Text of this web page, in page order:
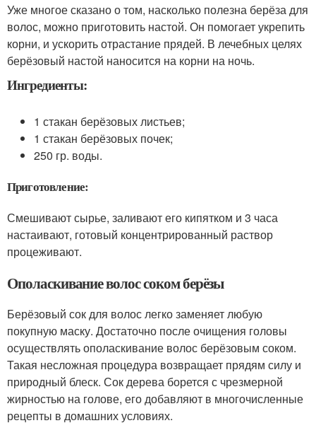
Уже многое сказано о том, насколько полезна берёза для
волос, можно приготовить настой. Он помогает укрепить
корни, и ускорить отрастание прядей. В лечебных целях
берёзовый настой наносится на корни на ночь.
Ингредиенты:
1 стакан берёзовых листьев;
1 стакан берёзовых почек;
250 гр. воды.
Приготовление:
Смешивают сырье, заливают его кипятком и 3 часа
настаивают, готовый концентрированный раствор
процеживают.
Ополаскивание волос соком берёзы
Берёзовый сок для волос легко заменяет любую
покупную маску. Достаточно после очищения головы
осуществлять ополаскивание волос берёзовым соком.
Такая несложная процедура возвращает прядям силу и
природный блеск. Сок дерева борется с чрезмерной
жирностью на голове, его добавляют в многочисленные
рецепты в домашних условиях.